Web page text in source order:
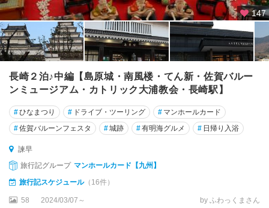
147
長崎２泊♪中編【島原城・南風楼・てん新・佐賀バルー
ンミュージアム・カトリック大浦教会・長崎駅】
#ひなまつり # ドライブ・ツーリング # マンホールカード
#佐賀バルーンフェスタ #城跡 #有明海グルメ # 日帰り入浴
諫早
旅行記グループ マンホールカード【九州】
旅行記スケジュール（16件）
58 2024/03/07～ by ふわっくまさん